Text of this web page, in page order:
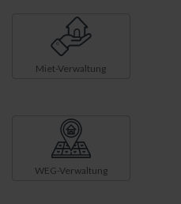
Miet-Verwaltung
WEG-Verwaltung